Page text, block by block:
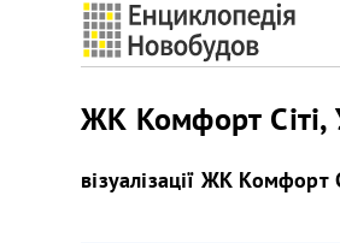
ЖК Комфорт Сіті,
візуалізації ЖК Комфорт